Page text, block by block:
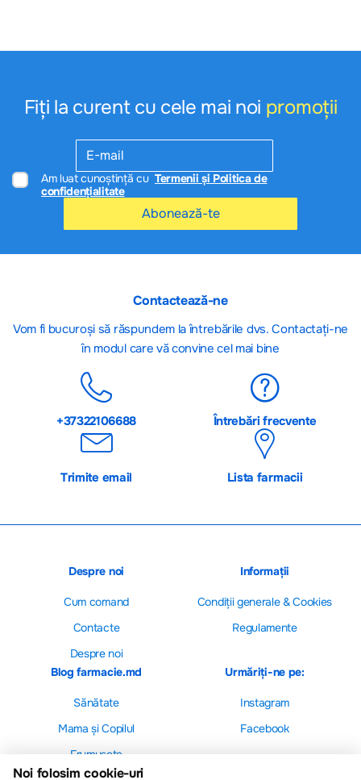
Fiți la curent cu cele mai noi promoții
Am luat cunoștință cu Termenii și Politica de
confidențialitate
Abonează-te
Contactează-ne
Vom fi bucuroși să răspundem la întrebările dvs. Contactați-ne
în modul care vă convine cel mai bine
+37322106688 Întrebări frecvente
Trimite email Lista farmacii
Despre noi
Cum comand
Contacte
Despre noi
Informații
Сondiții generale & Cookies
Regulamente
Blog farmacie.md
Sănătate
Mama și Copilul
Frumusețe
Urmăriți-ne pe:
Instagram
Facebook
Noi folosim cookie-uri